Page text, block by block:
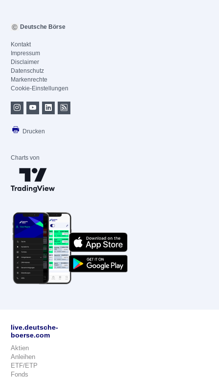
Deutsche Börse
Kontakt
Impressum
Disclaimer
Datenschutz
Markenrechte
Cookie-Einstellungen
Drucken
Charts von
live.deutsche-
boerse.com
Aktien
Anleihen
ETF/ETP
Fonds